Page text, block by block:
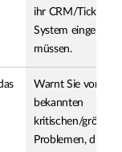
ihr CRM/
System eingeben
müssen.
Warnt Sie vor
bekannten
kritischen/
Problemen, die